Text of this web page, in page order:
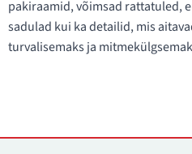
pakiraamid, võimsad rattatuled,
sadulad kui ka detailid, mis
turvalisemaks ja